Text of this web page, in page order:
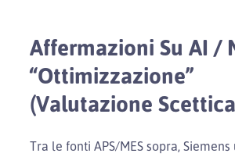
Affermazioni Su AI /
“ottimizzazione”
(valutazione
Tra le fonti APS/MES sopra,